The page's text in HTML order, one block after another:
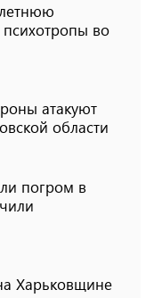
во
атакуют
области
погром в
Харьковщине